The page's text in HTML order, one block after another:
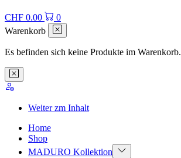
CHF 0.00
0
Warenkorb
Es befinden sich keine Produkte im Warenkorb.
Weiter zm Inhalt
Home
Shop
MADURO Kollektion